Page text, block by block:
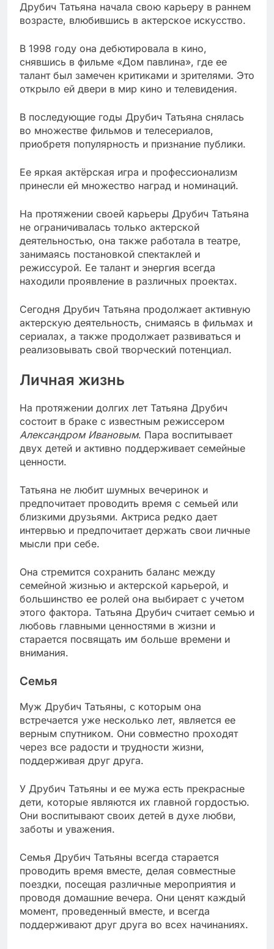
Друбич Татьяна начала свою карьеру в раннем
возрасте, влюбившись в актерское искусство.
В 1998 году она дебютировала в кино,
снявшись в фильме «Дом павлина», где ее
талант был замечен критиками и зрителями. Это
открыло ей двери в мир кино и телевидения.
В последующие годы Друбич Татьяна снялась
во множестве фильмов и телесериалов,
приобретя популярность и признание публики.
Ее яркая актёрская игра и профессионализм
принесли ей множество наград и номинаций.
На протяжении своей карьеры Друбич Татьяна
не ограничивалась только актерской
деятельностью, она также работала в театре,
занимаясь постановкой спектаклей и
режиссурой. Ее талант и энергия всегда
находили проявление в различных проектах.
Сегодня Друбич Татьяна продолжает активную
актерскую деятельность, снимаясь в фильмах и
сериалах, а также продолжает развиваться и
реализовывать свой творческий потенциал.
Личная жизнь
На протяжении долгих лет Татьяна Друбич
состоит в браке с известным режиссером
Александром Ивановым. Пара воспитывает
двух детей и активно поддерживает семейные
ценности.
Татьяна не любит шумных вечеринок и
предпочитает проводить время с семьей или
близкими друзьями. Актриса редко дает
интервью и предпочитает держать свои личные
мысли при себе.
Она стремится сохранить баланс между
семейной жизнью и актерской карьерой, и
большинство ее ролей она выбирает с учетом
этого фактора. Татьяна Друбич считает семью и
любовь главными ценностями в жизни и
старается посвящать им больше времени и
внимания.
Семья
Муж Друбич Татьяны, с которым она
встречается уже несколько лет, является ее
верным спутником. Они совместно проходят
через все радости и трудности жизни,
поддерживая друг друга.
У Друбич Татьяны и ее мужа есть прекрасные
дети, которые являются их главной гордостью.
Они воспитывают своих детей в духе любви,
заботы и уважения.
Семья Друбич Татьяны всегда старается
проводить время вместе, делая совместные
поездки, посещая различные мероприятия и
проводя домашние вечера. Они ценят каждый
момент, проведенный вместе, и всегда
поддерживают друг друга во всех начинаниях.